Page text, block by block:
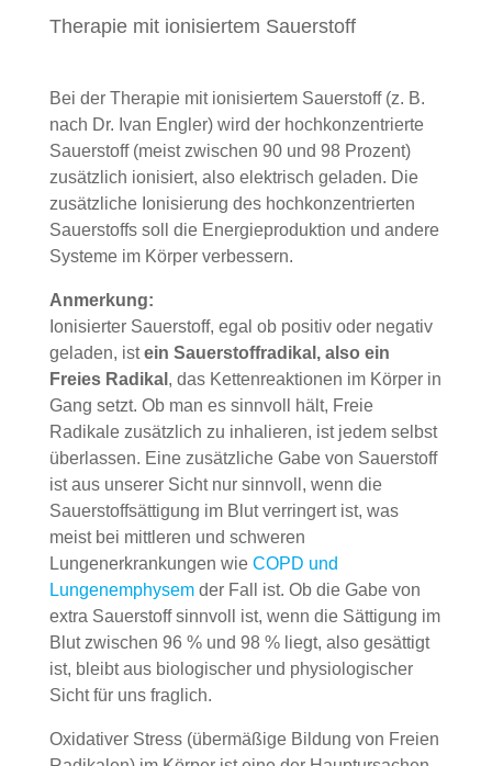
Therapie mit ionisiertem Sauerstoff
Bei der Therapie mit ionisiertem Sauerstoff (z. B.
nach Dr. Ivan Engler) wird der hochkonzentrierte
Sauerstoff (meist zwischen 90 und 98 Prozent)
zusätzlich ionisiert, also elektrisch geladen. Die
zusätzliche Ionisierung des hochkonzentrierten
Sauerstoffs soll die Energieproduktion und andere
Systeme im Körper verbessern.
Anmerkung:
Ionisierter Sauerstoff, egal ob positiv oder negativ
geladen, istein Sauerstoffradikal, also ein
Freies Radikal , das Kettenreaktionen im Körper in
Gang setzt. Ob man es sinnvoll hält, Freie
Radikale zusätzlich zu inhalieren, ist jedem selbst
überlassen. Eine zusätzliche Gabe von Sauerstoff
ist aus unserer Sicht nur sinnvoll, wenn die
Sauerstoffsättigung im Blut verringert ist, was
meist bei mittleren und schweren
Lungenerkrankungen wie COPD und
Lungenemphysemder Fall ist. Ob die Gabe von
extra Sauerstoff sinnvoll ist, wenn die Sättigung im
Blut zwischen 96 % und 98 % liegt, also gesättigt
ist, bleibt aus biologischer und physiologischer
Sicht für uns fraglich.
Oxidativer Stress (übermäßige Bildung von Freien